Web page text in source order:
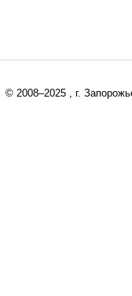
© 2008–2025 , г.